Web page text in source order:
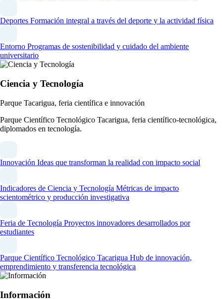
Deportes Formación integral a través del deporte y la actividad física
Entorno Programas de sostenibilidad y cuidado del ambiente
universitario
Ciencia y Tecnología
Parque Tacarigua, feria científica e innovación
Parque Científico Tecnológico Tacarigua, feria científico-tecnológica,
diplomados en tecnología.
Innovación Ideas que transforman la realidad con impacto social
Indicadores de Ciencia y Tecnología Métricas de impacto
scientométrico y producción investigativa
Feria de Tecnología Proyectos innovadores desarrollados por
estudiantes
Parque Científico Tecnológico Tacarigua Hub de innovación,
emprendimiento y transferencia tecnológica
Información